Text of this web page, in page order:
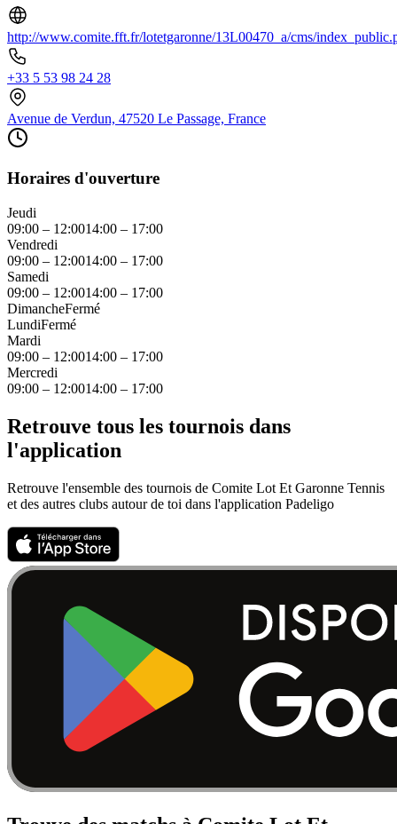
http://www.comite.fft.fr/lotetgaronne/13L00470_a/cms/
+33 5 53 98 24 28
Avenue de Verdun, 47520 Le Passage, France
Horaires d'ouverture
Jeudi
09:00 – 12:0014:00 – 17:00
Vendredi
09:00 – 12:0014:00 – 17:00
Samedi
09:00 – 12:0014:00 – 17:00
DimancheFermé
LundiFermé
Mardi
09:00 – 12:0014:00 – 17:00
Mercredi
09:00 – 12:0014:00 – 17:00
Retrouve tous les tournois dans
l'application
Retrouve l'ensemble des tournois de Comite Lot Et Garonne Tennis
et des autres clubs autour de toi dans l'application Padeligo